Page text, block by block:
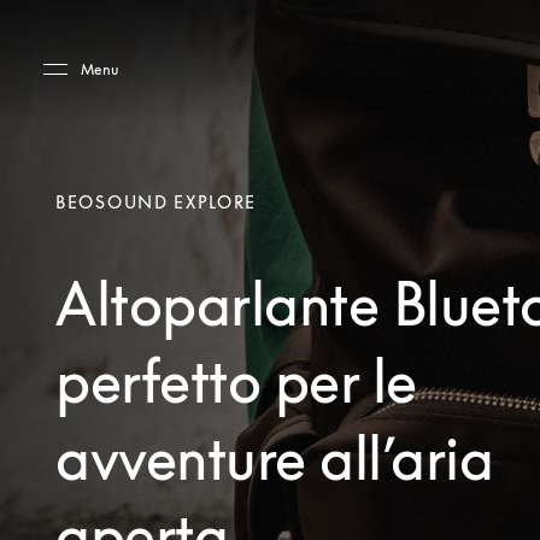
Menu
BEOSOUND EXPLORE
Altoparlante
perfetto per le
avventure all’aria